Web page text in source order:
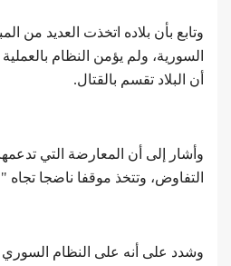
وتابع بأن بلاده اتخذت العديد من
السورية، ولم يؤمن النظام
أن البلاد تقسم بالقتال.
وأشار إلى أن المعارضة التي
التفاوض، وتتخذ موقفا ناضجا
وشدد على أنه على النظام السوري